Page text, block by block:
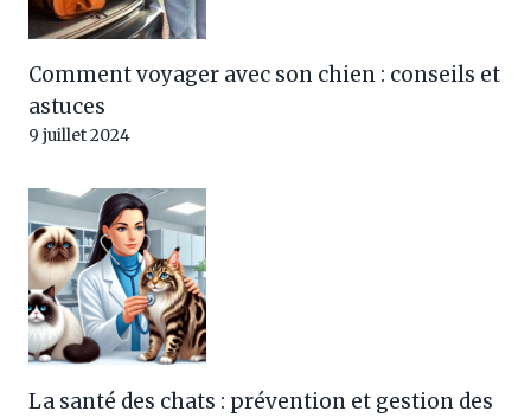
Comment voyager avec son chien : conseils et
astuces
9 juillet 2024
La santé des chats : prévention et gestion des